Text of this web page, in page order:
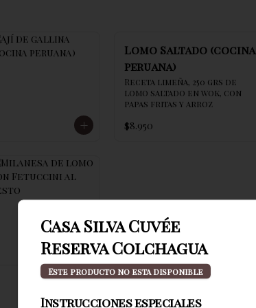
Lomo Saltado (cocina
peruana)
Receta limeña, 250 grs de
lomo saltado en wok, con
papas fritas y arroz
$8.950
Casa Silva Cuvée
Reserva Colchagua
Este producto no esta disponible
Instrucciones especiales